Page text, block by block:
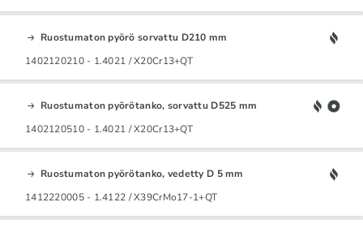
Ruostumaton pyörö sorvattu D210 mm
1402120210 - 1.4021 / X20Cr13+QT
Ruostumaton pyörötanko, sorvattu D525 mm
1402120510 - 1.4021 / X20Cr13+QT
Ruostumaton pyörötanko, vedetty D 5 mm
1412220005 - 1.4122 / X39CrMo17-1+QT